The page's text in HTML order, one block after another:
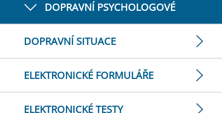
DOPRAVNÍ PSYCHOLOGOVÉ
DOPRAVNÍ SITUACE
ELEKTRONICKÉ FORMULÁŘE
ELEKTRONICKÉ TESTY